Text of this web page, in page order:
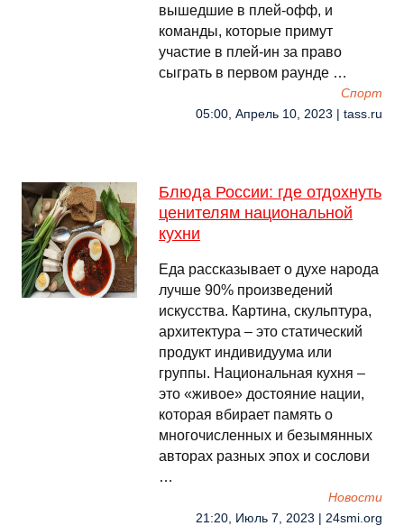
вышедшие в плей-офф, и
команды, которые примут
участие в плей-ин за право
сыграть в первом раунде …
Спорт
05:00, Апрель 10, 2023 | tass.ru
Блюда России: где отдохнуть
ценителям национальной
кухни
Еда рассказывает о духе народа
лучше 90% произведений
искусства. Картина, скульптура,
архитектура – это статический
продукт индивидуума или
группы. Национальная кухня –
это «живое» достояние нации,
которая вбирает память о
многочисленных и безымянных
авторах разных эпох и сослови
…
Новости
21:20, Июль 7, 2023 | 24smi.org